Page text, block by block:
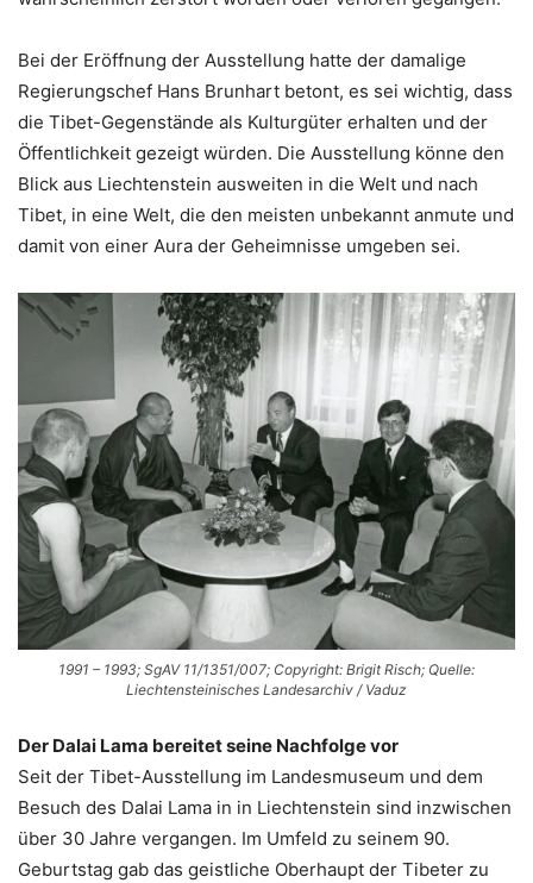
Bei der Eröffnung der Ausstellung hatte der damalige
Regierungschef Hans Brunhart betont, es sei wichtig, dass
die Tibet-Gegenstände als Kulturgüter erhalten und der
Öffentlichkeit gezeigt würden. Die Ausstellung könne den
Blick aus Liechtenstein ausweiten in die Welt und nach
Tibet, in eine Welt, die den meisten unbekannt anmute und
damit von einer Aura der Geheimnisse umgeben sei.
1991 – 1993; SgAV 11/1351/007; Copyright: Brigit Risch; Quelle:
Liechtensteinisches Landesarchiv / Vaduz
Der Dalai Lama bereitet seine Nachfolge vor
Seit der Tibet-Ausstellung im Landesmuseum und dem
Besuch des Dalai Lama in in Liechtenstein sind inzwischen
über 30 Jahre vergangen. Im Umfeld zu seinem 90.
Geburtstag gab das geistliche Oberhaupt der Tibeter zu